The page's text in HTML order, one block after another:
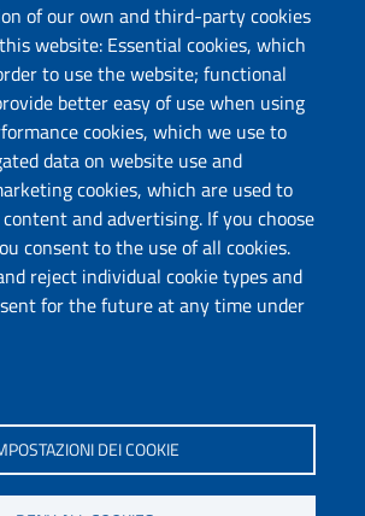
of our own and third-party cookies
website: Essential cookies, which
to use the website; functional
better easy of use when using
cookies, which we use to
data on website use and
cookies, which are used to
and advertising. If you choose
consent to the use of all cookies.
reject individual cookie types and
for the future at any time under
DEI COOKIE
di Sassari
Sassari